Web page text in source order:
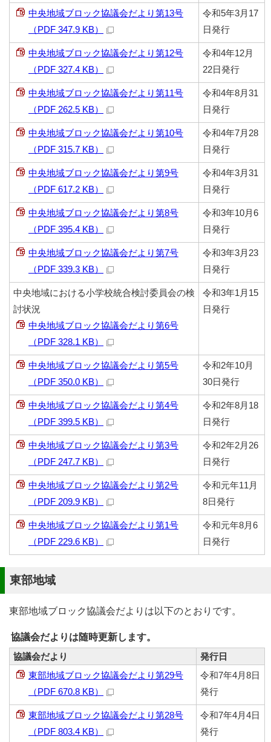
中央地域ブロック協議会だより第13号
（PDF 347.9 KB）
令和5年3月17
日発行
中央地域ブロック協議会だより第12号
（PDF 327.4 KB）
令和4年12月
22日発行
中央地域ブロック協議会だより第11号
（PDF 262.5 KB）
令和4年8月31
日発行
中央地域ブロック協議会だより第10号
（PDF 315.7 KB）
令和4年7月28
日発行
中央地域ブロック協議会だより第9号
（PDF 617.2 KB）
令和4年3月31
日発行
中央地域ブロック協議会だより第8号
（PDF 395.4 KB）
令和3年10月6
日発行
中央地域ブロック協議会だより第7号
（PDF 339.3 KB）
令和3年3月23
日発行
中央地域における小学校統合検討委員会の検
討状況
中央地域ブロック協議会だより第6号
（PDF 328.1 KB）
令和3年1月15
日発行
中央地域ブロック協議会だより第5号
（PDF 350.0 KB）
令和2年10月
30日発行
中央地域ブロック協議会だより第4号
（PDF 399.5 KB）
令和2年8月18
日発行
中央地域ブロック協議会だより第3号
（PDF 247.7 KB）
令和2年2月26
日発行
中央地域ブロック協議会だより第2号
（PDF 209.9 KB）
令和元年11月
8日発行
中央地域ブロック協議会だより第1号
（PDF 229.6 KB）
令和元年8月6
日発行
東部地域
東部地域ブロック協議会だよりは以下のとおりです。
協議会だよりは随時更新します。
協議会だより
発行日
東部地域ブロック協議会だより第29号
（PDF 670.8 KB）
令和7年4月8日
発行
東部地域ブロック協議会だより第28号
（PDF 803.4 KB）
令和7年4月4日
発行